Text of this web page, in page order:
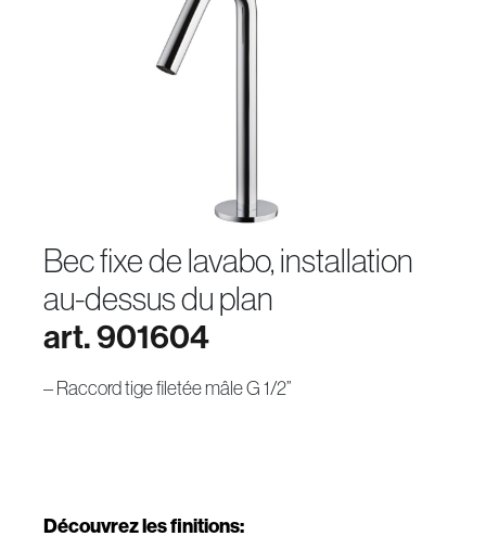
bec fixe de lavabo, installation
au-dessus du plan
art. 901604
– Raccord tige filetée mâle G 1/2”
Découvrez les finitions: